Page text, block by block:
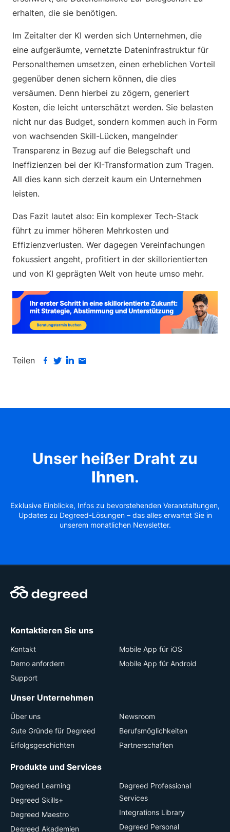
erhalten, die sie benötigen.
Im Zeitalter der KI werden sich Unternehmen, die
eine aufgeräumte, vernetzte Dateninfrastruktur für
Personalthemen umsetzen, einen erheblichen Vorteil
gegenüber denen sichern können, die dies
versäumen. Denn hierbei zu zögern, generiert
Kosten, die leicht unterschätzt werden. Sie belasten
nicht nur das Budget, sondern kommen auch in Form
von wachsenden Skill-Lücken, mangelnder
Transparenz in Bezug auf die Belegschaft und
Ineffizienzen bei der KI-Transformation zum Tragen.
All dies kann sich derzeit kaum ein Unternehmen
leisten.
Das Fazit lautet also: Ein komplexer Tech-Stack
führt zu immer höheren Mehrkosten und
Effizienzverlusten. Wer dagegen Vereinfachungen
fokussiert angeht, profitiert in der skillorientierten
und von KI geprägten Welt von heute umso mehr.
Teilen
Unser heißer Draht zu
Ihnen.
Exklusive Einblicke, Infos zu bevorstehenden Veranstaltungen,
Updates zu Degreed-Lösungen – das alles erwartet Sie in
unserem monatlichen Newsletter.
Kontaktieren Sie uns
Kontakt
Demo anfordern
Support
Mobile App für iOS
Mobile App für Android
Unser Unternehmen
Über uns
Gute Gründe für Degreed
Erfolgsgeschichten
Newsroom
Berufsmöglichkeiten
Partnerschaften
Produkte und Services
Degreed Learning
Degreed Skills+
Degreed Maestro
Degreed Akademien
Degreed Professional
Services
Integrations Library
Degreed Personal